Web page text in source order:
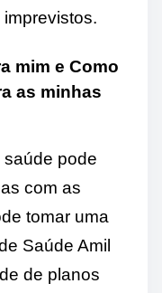
mim e Como
as minhas
saúde pode
com as
tomar uma
Saúde Amil
de planos